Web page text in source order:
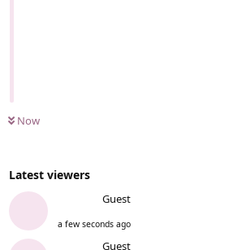
Now
Latest viewers
Guest
a few seconds ago
Guest